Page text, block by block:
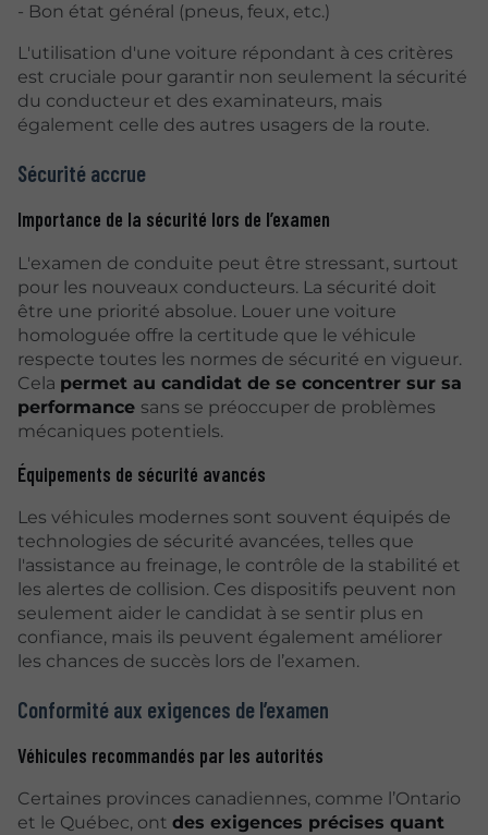
- Bon état général (pneus, feux, etc.)
L'utilisation d'une voiture répondant à ces critères
est cruciale pour garantir non seulement la sécurité
du conducteur et des examinateurs, mais
également celle des autres usagers de la route.
Sécurité accrue
Importance de la sécurité lors de l’examen
L'examen de conduite peut être stressant, surtout
pour les nouveaux conducteurs. La sécurité doit
être une priorité absolue. Louer une voiture
homologuée offre la certitude que le véhicule
respecte toutes les normes de sécurité en vigueur.
Cela permet au candidat de se concentrer sur sa
performance sans se préoccuper de problèmes
mécaniques potentiels.
Équipements de sécurité avancés
Les véhicules modernes sont souvent équipés de
technologies de sécurité avancées, telles que
l'assistance au freinage, le contrôle de la stabilité et
les alertes de collision. Ces dispositifs peuvent non
seulement aider le candidat à se sentir plus en
confiance, mais ils peuvent également améliorer
les chances de succès lors de l’examen.
Conformité aux exigences de l’examen
Véhicules recommandés par les autorités
Certaines provinces canadiennes, comme l’Ontario
et le Québec, ont des exigences précises quant